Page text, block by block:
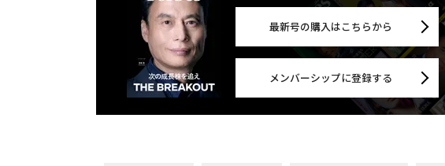
最新号の購入はこちらから
メンバーシップに登録する